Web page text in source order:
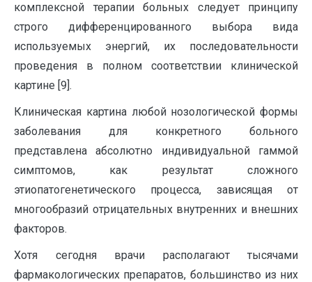
комплексной терапии больных следует принципу
строго дифференцированного выбора вида
используемых энергий, их последовательности
проведения в полном соответствии клинической
картине [9].
Клиническая картина любой нозологической формы
заболевания для конкретного больного
представлена абсолютно индивидуальной гаммой
симптомов, как результат сложного
этиопатогенетического процесса, зависящая от
многообразий отрицательных внутренних и внешних
факторов.
Хотя сегодня врачи располагают тысячами
фармакологических препаратов, большинство из них